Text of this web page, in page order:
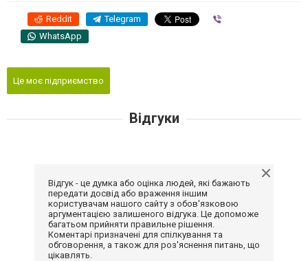
Reddit Telegram
WhatsApp
Це моє підприємство
Відгуки
Відгук - це думка або оцінка людей, які бажають
передати досвід або враження іншим
користувачам нашого сайту з обов'язковою
аргументацією залишеного відгука. Це допоможе
багатьом прийняти правильне рішення.
Коментарі призначені для спілкування та
обговорення, а також для роз'яснення питань, що
цікавлять.